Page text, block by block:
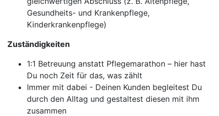
Gesundheits- und Krankenpflege,
Kinderkrankenpflege)
Zuständigkeiten
1:1 Betreuung anstatt Pflegemarathon – hier hast
Du noch Zeit für das, was zählt
Immer mit dabei - Deinen Kunden begleitest Du
durch den Alltag und gestaltest diesen mit ihm
zusammen